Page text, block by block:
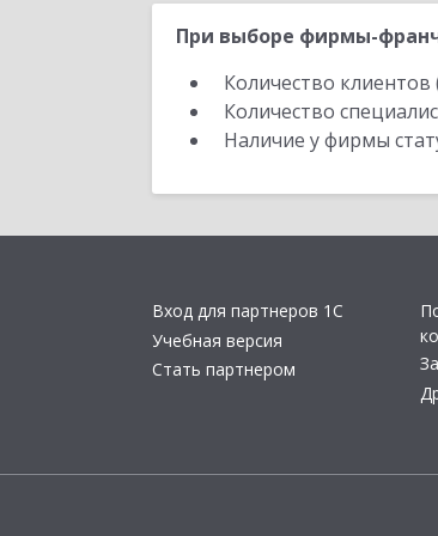
При выборе фирмы-
Количество
Количество
Наличие у фирмы
Вход для партнеров 1С
Учебная версия
Стать партнером